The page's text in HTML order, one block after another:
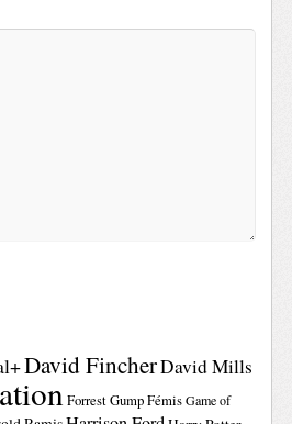
David FincherDavid Mills
Forrest GumpFémis Game of